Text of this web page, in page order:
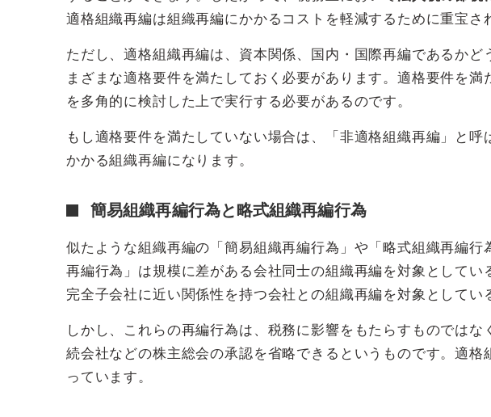
適格組織再編は組織再編にかかるコストを軽減するために重宝さ
ただし、適格組織再編は、資本関係、国内・国際再編であるかど
まざまな適格要件を満たしておく必要があります。適格要件を
を多角的に検討した上で実行する必要があるのです。
もし適格要件を満たしていない場合は、「非適格組織再編」と
かかる組織再編になります。
簡易組織再編行為と略式組織再編行為
似たような組織再編の「簡易組織再編行為」や「略式組織再編
再編行為」は規模に差がある会社同士の組織再編を対象として
完全子会社に近い関係性を持つ会社との組織再編を対象としてい
しかし、これらの再編行為は、税務に影響をもたらすものでは
続会社などの株主総会の承認を省略できるというものです。適
っています。